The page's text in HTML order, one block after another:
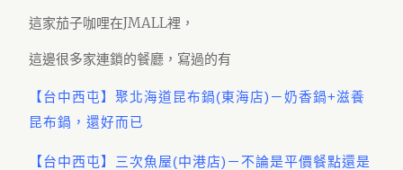
這家茄子咖哩在JMALL裡，
這邊很多家連鎖的餐廳，寫過的有
【台中西屯】聚北海道昆布鍋(東海店)－奶香鍋+滋養
昆布鍋，還好而已
【台中西屯】三次魚屋(中港店)－不論是平價餐點還是